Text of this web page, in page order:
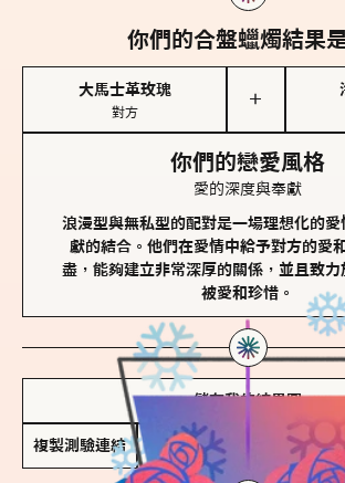
你們的合盤蠟燭結果
大馬士革玫瑰
對方
＋
你們的戀愛風格
愛的深度與奉獻
浪漫型與無私型的配對是一場理想化的愛
獻的結合。他們在愛情中給予對方的愛
盡，能夠建立非常深厚的關係，並且致力
被愛和珍惜。
儲存我的結果圖
複製測驗連結 查看香氛類型全